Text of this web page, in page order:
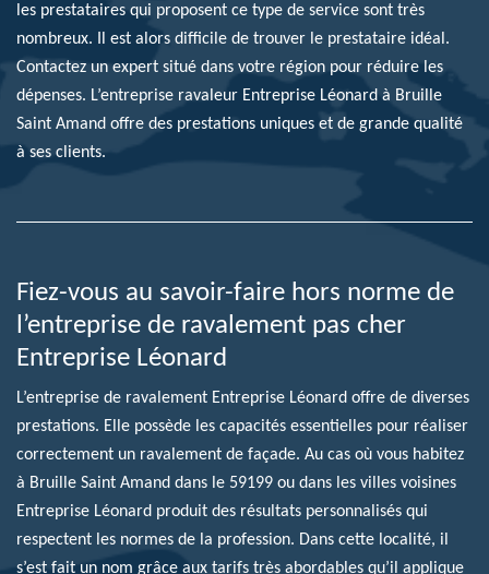
les prestataires qui proposent ce type de service sont très
nombreux. Il est alors difficile de trouver le prestataire idéal.
Contactez un expert situé dans votre région pour réduire les
dépenses. L’entreprise ravaleur Entreprise Léonard à Bruille
Saint Amand offre des prestations uniques et de grande qualité
à ses clients.
Fiez-vous au savoir-faire hors norme de
l’entreprise de ravalement pas cher
Entreprise Léonard
L’entreprise de ravalement Entreprise Léonard offre de diverses
prestations. Elle possède les capacités essentielles pour réaliser
correctement un ravalement de façade. Au cas où vous habitez
à Bruille Saint Amand dans le 59199 ou dans les villes voisines
Entreprise Léonard produit des résultats personnalisés qui
respectent les normes de la profession. Dans cette localité, il
s’est fait un nom grâce aux tarifs très abordables qu’il applique